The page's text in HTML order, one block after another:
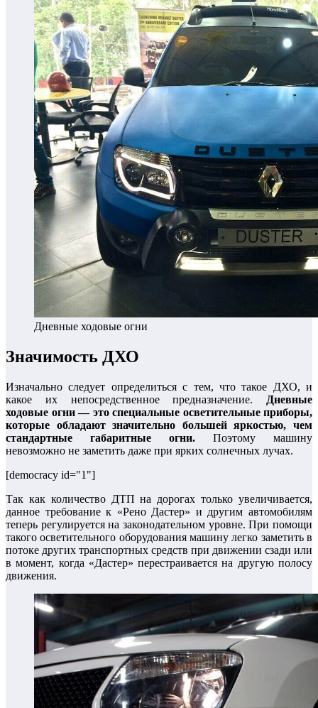
Дневные ходовые огни
Значимость ДХО
Изначально следует определиться с тем, что такое ДХО, и
какое их непосредственное предназначение.
Дневные
ходовые огни — это специальные осветительные приборы,
которые обладают значительно большей яркостью, чем
стандартные габаритные огни. Поэтому машину
невозможно не заметить даже при ярких солнечных лучах.
[democracy id="1"]
Так как количество ДТП на дорогах только увеличивается,
данное требование к «Рено Дастер» и другим автомобилям
теперь регулируется на законодательном уровне. При помощи
такого осветительного оборудования машину легко заметить в
потоке других транспортных средств при движении сзади или
в момент, когда «Дастер» перестраивается на другую полосу
движения.